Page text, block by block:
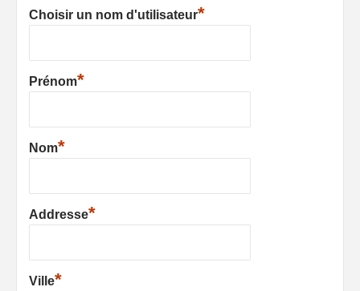
Choisir un nom d'utilisateur*
Prénom*
Nom*
Addresse*
Ville*